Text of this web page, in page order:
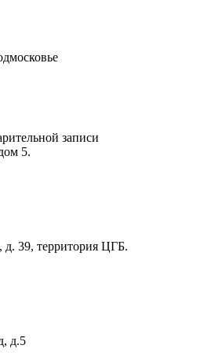
записи
5.
39, территория ЦГБ.
д.5